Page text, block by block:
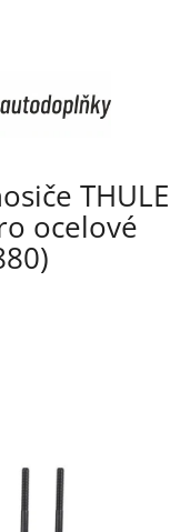
THULE
ocelové